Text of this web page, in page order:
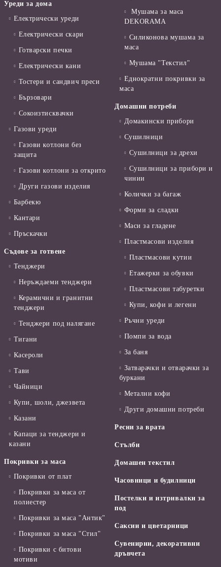
Уреди за дома
Електрически уреди
Електрически скари
Готварски печки
Електрически кани
Тостери и сандвич преси
Бързовари
Сокоизтисквачки
Газови уреди
Газови котлони без
защита
Газови котлони за открито
Други газови изделия
Барбекю
Кантари
Пръскачки
Съдове за готвене
Тенджери
Неръждаеми тенджери
Керамични и гранитни
тенджери
Тенджери под налягане
Тигани
Касероли
Тави
Чайници
Купи, шоли, джезвета
Казани
Капаци за тенджери и
казани
Покривки за маса
Покривки от плат
Покривки за маса от
полиестер
Покривки за маса "Антик"
Покривки за маса "Стил"
Покривки с битови
мотиви
Мушама за маса
DEKORAMA
Силиконова мушама за
маса
Мушама "Текстил"
Еднократни покривки за
маса
Домашни потреби
Домакински прибори
Сушилници
Сушилници за дрехи
Сушилници за прибори и
чинии
Колички за багаж
Форми за сладки
Маси за гладене
Пластмасови изделия
Пластмасови кутии
Етажерки за обувки
Пластмасови табуретки
Купи, кофи и легени
Ръчни уреди
Помпи за вода
За баня
Затварачки и отварачки за
буркани
Метални кофи
Други домашни потреби
Ресни за врата
Стълби
Домашен текстил
Часовници и будилници
Постелки и изтривалки за
под
Саксии и цветарници
Сувенирни, декоративни
дръвчета